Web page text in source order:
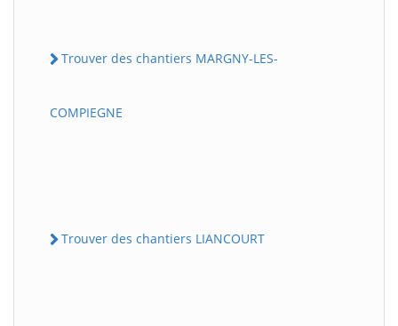
Trouver des chantiers MARGNY-LES-
COMPIEGNE
Trouver des chantiers LIANCOURT